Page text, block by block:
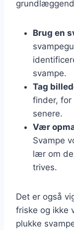
Brug en
svampe.
Tag
finder, for
senere.
Vær
Svampe
lær om
trives.
Det er også
friske og ikke
plukke